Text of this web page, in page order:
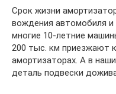
Срок жизни
вождения автомобиля и
многие 10-летние
200 тыс. км приезжают
амортизаторах. А в
деталь подвески